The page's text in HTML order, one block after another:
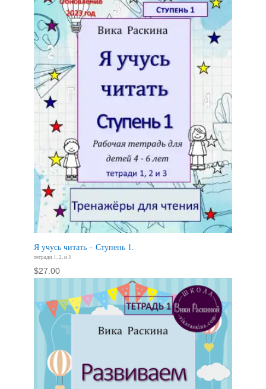
Я учусь читать – Ступень 1.
тетради 1, 2, и 3
$27.00